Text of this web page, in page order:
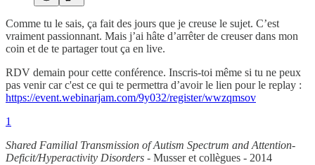
Comme tu le sais, ça fait des jours que je creuse le sujet. C’est
vraiment passionnant. Mais j’ai hâte d’arrêter de creuser dans mon
coin et de te partager tout ça en live.
RDV demain pour cette conférence. Inscris-toi même si tu ne peux
pas venir car c'est ce qui te permettra d’avoir le lien pour le replay :
https://event.webinarjam.com/9y032/register/wwzqmsov
1
Shared Familial Transmission of Autism Spectrum and Attention-
Deficit/Hyperactivity Disorders - Musser et collègues - 2014